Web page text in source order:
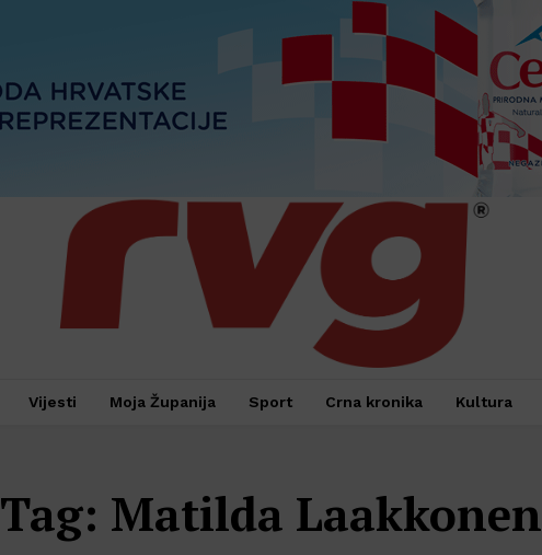
Vijesti Moja Županija Sport Crna kronika Kultura
Tag: Matilda Laakkonen